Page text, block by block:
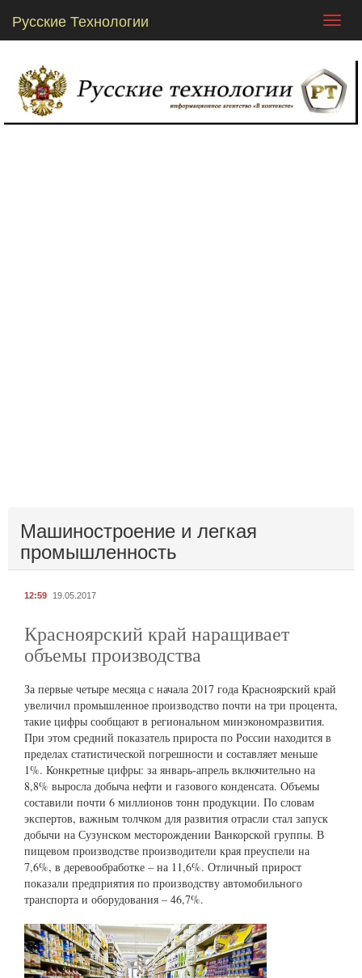
Русские Технологии
Машиностроение и легкая
промышленность
12:59 19.05.2017
Красноярский край наращивает
объемы производства
За первые четыре месяца с начала 2017 года Красноярский край
увеличил промышленное производство почти на три процента,
такие цифры сообщают в региональном минэкономразвития.
При этом средний показатель прироста по России находится в
пределах статистической погрешности и составляет меньше
1%. Конкретные цифры: за январь-апрель включительно на
8,8% выросла добыча нефти и газового конденсата. Объемы
составили почти 6 миллионов тонн продукции. По словам
экспертов, важным толчком для развития отрасли стал запуск
добычи на Сузунском месторождении Ванкорской группы. В
пищевом производстве производители края преуспели на
7,6%, в деревообработке – на 11,6%. Отличный прирост
показали предприятия по производству автомобильного
транспорта и оборудования – 46,7%.